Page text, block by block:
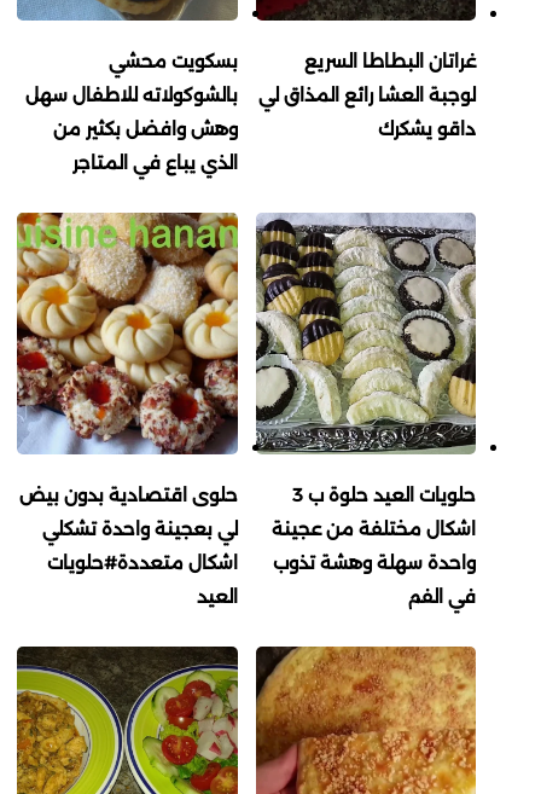
غراتان البطاطا السريع
لوجبة العشا رائع المذاق لي
داقو يشكرك
بسكويت محشي
بالشوكولاته للاطفال سهل
وهش وافضل بكثير من
الذي يباع في المتاجر
حلويات العيد حلوة ب 3
اشكال مختلفة من عجينة
واحدة سهلة وهشة تذوب
في الفم
حلوى اقتصادية بدون بيض
لي بعجينة واحدة تشكلي
اشكال متعددة#حلويات
العيد